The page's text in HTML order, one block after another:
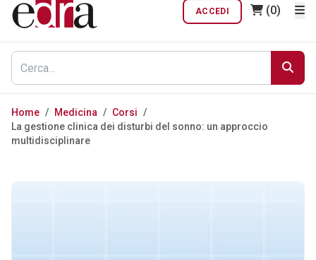
ACCEDI (0)
Home / Medicina / Corsi /
La gestione clinica dei disturbi del sonno: un approccio
multidisciplinare